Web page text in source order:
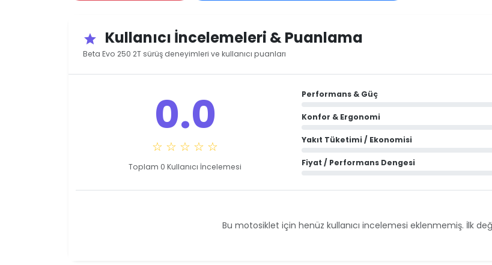
star Kullanıcı İncelemeleri & Puanlama
Beta Evo 250 2T sürüş deneyimleri ve kullanıcı puanları
0.0
☆ ☆ ☆ ☆ ☆
Toplam 0 Kullanıcı İncelemesi
Performans & Güç
Konfor & Ergonomi
Yakıt Tüketimi / Ekonomisi
Fiyat / Performans Dengesi
Bu motosiklet için henüz kullanıcı incelemesi eklenmemiş. İlk